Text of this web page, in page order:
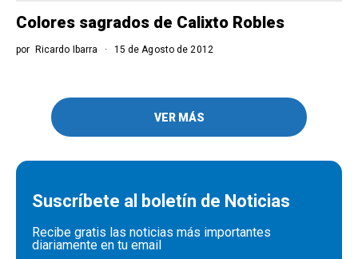
Colores sagrados de Calixto Robles
por Ricardo Ibarra 15 de Agosto de 2012
VER MÁS
Suscríbete al boletín de Noticias
Recibe gratis las noticias más importantes
diariamente en tu email